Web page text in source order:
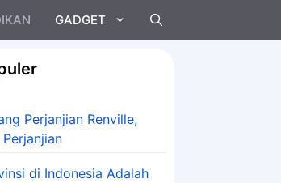
GADGET
Perjanjian Renville,
di Indonesia Adalah